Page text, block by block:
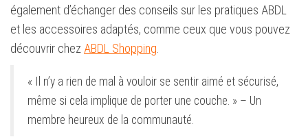
également d’échanger des conseils sur les pratiques ABDL
et les accessoires adaptés, comme ceux que vous pouvez
découvrir chez ABDL Shopping
« Il n’y a rien de mal à vouloir se sentir aimé et sécurisé,
même si cela implique de porter une couche. » – Un
membre heureux de la communauté.